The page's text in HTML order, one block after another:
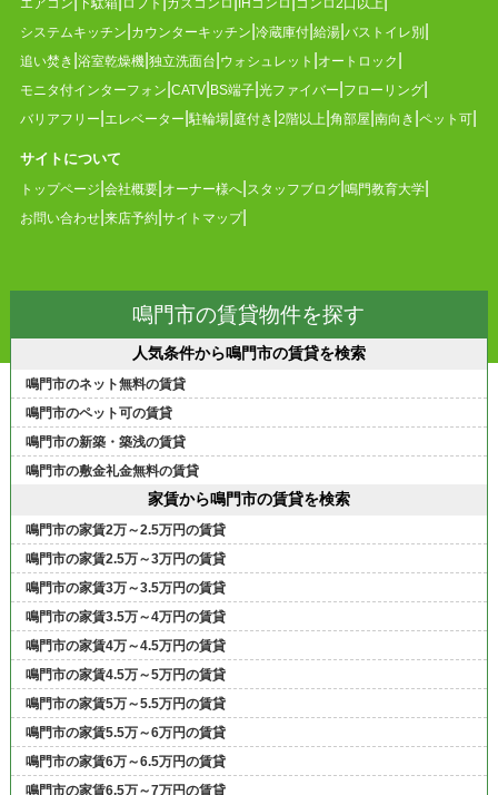
エアコン 下駄箱 ロフト ガスコンロ IHコンロ コンロ2口以上
システムキッチン カウンターキッチン 冷蔵庫付 給湯 バストイレ別
追い焚き 浴室乾燥機 独立洗面台 ウォシュレット オートロック
モニタ付インターフォン CATV BS端子 光ファイバー フローリング
バリアフリー エレベーター 駐輪場 庭付き 2階以上 角部屋 南向き ペット可
サイトについて
トップページ 会社概要 オーナー様へ スタッフブログ 鳴門教育大学
お問い合わせ 来店予約 サイトマップ
鳴門市の賃貸物件を探す
人気条件から鳴門市の賃貸を検索
鳴門市のネット無料の賃貸
鳴門市のペット可の賃貸
鳴門市の新築・築浅の賃貸
鳴門市の敷金礼金無料の賃貸
家賃から鳴門市の賃貸を検索
鳴門市の家賃2万～2.5万円の賃貸
鳴門市の家賃2.5万～3万円の賃貸
鳴門市の家賃3万～3.5万円の賃貸
鳴門市の家賃3.5万～4万円の賃貸
鳴門市の家賃4万～4.5万円の賃貸
鳴門市の家賃4.5万～5万円の賃貸
鳴門市の家賃5万～5.5万円の賃貸
鳴門市の家賃5.5万～6万円の賃貸
鳴門市の家賃6万～6.5万円の賃貸
鳴門市の家賃6.5万～7万円の賃貸